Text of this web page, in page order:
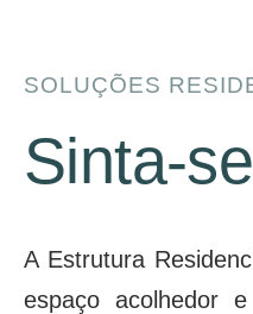
SOLUÇÕES
Sinta-
A Estrutura
espaço acolhedor